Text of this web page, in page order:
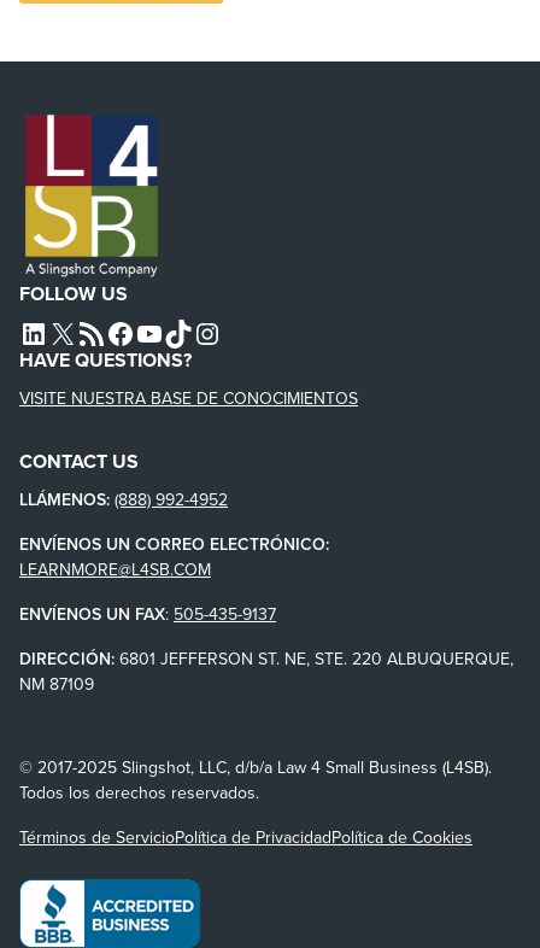
FOLLOW US
L4SB LINKEDIN
X L4SB RSS FEEDL4SB FACEBOOK
L4SB YOUTUBE
TIKTOKINSTAGRAM
HAVE QUESTIONS?
VISITE NUESTRA BASE DE CONOCIMIENTOS
CONTACT US
LLÁMENOS: (888) 992-4952
ENVÍENOS UN CORREO ELECTRÓNICO:
LEARNMORE@L4SB.COM
ENVÍENOS UN FAX: 505-435-9137
DIRECCIÓN: 6801 JEFFERSON ST. NE, STE. 220 ALBUQUERQUE,
NM 87109
© 2017-2025 Slingshot, LLC, d/b/a Law 4 Small Business (L4SB).
Todos los derechos reservados.
Términos de ServicioPolítica de PrivacidadPolítica de Cookies